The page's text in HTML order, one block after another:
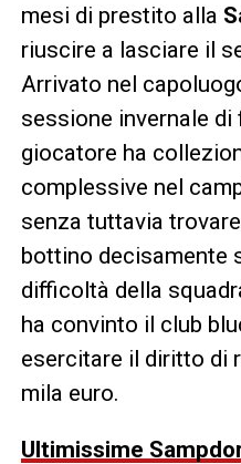
mesi di prestito alla
riuscire a lasciare il
Arrivato nel
sessione invernale
giocatore ha
complessive nel
senza tuttavia
bottino decisamente
difficoltà della
ha convinto il club
esercitare il diritto di
mila euro.
Ultimissime